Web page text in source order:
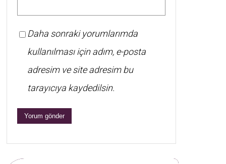
Daha sonraki yorumlarımda
kullanılması için adım, e-posta
adresim ve site adresim bu
tarayıcıya kaydedilsin.